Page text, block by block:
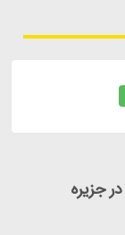
جزیره